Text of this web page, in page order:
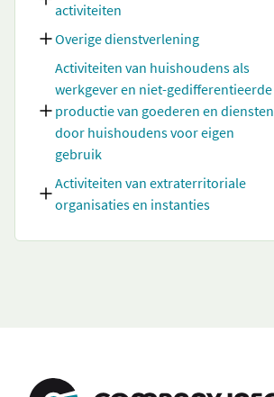
activiteiten
Overige dienstverlening
Activiteiten van huishoudens als
werkgever en niet-gedifferentieerde
productie van goederen en diensten
door huishoudens voor eigen
gebruik
Activiteiten van extraterritoriale
organisaties en instanties